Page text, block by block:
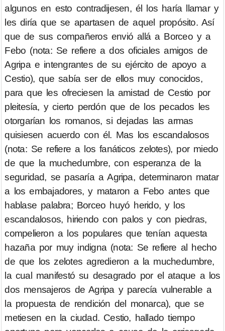
algunos en esto contradijesen, él los haría llamar y
les diría que se apartasen de aquel propósito. Así
que de sus compañeros envió allá a Borceo y a
Febo (nota: Se refiere a dos oficiales amigos de
Agripa e intengrantes de su ejército de apoyo a
Cestio), que sabía ser de ellos muy conocidos,
para que les ofreciesen la amistad de Cestio por
pleitesía, y cierto perdón que de los pecados les
otorgarían los romanos, si dejadas las armas
quisiesen acuerdo con él. Mas los escandalosos
(nota: Se refiere a los fanáticos zelotes), por miedo
de que la muchedumbre, con esperanza de la
seguridad, se pasaría a Agripa, determinaron matar
a los embajadores, y mataron a Febo antes que
hablase palabra; Borceo huyó herido, y los
escandalosos, hiriendo con palos y con piedras,
compelieron a los populares que tenían aquesta
hazaña por muy indigna (nota: Se refiere al hecho
de que los zelotes agredieron a la muchedumbre,
la cual manifestó su desagrado por el ataque a los
dos mensajeros de Agripa y parecía vulnerable a
la propuesta de rendición del monarca), que se
metiesen en la ciudad. Cestio, hallado tiempo